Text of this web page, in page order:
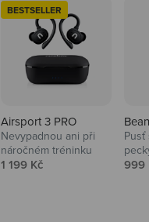
BESTSELLER
Airsport 3 PRO
Nevypadnou ani při
náročném tréninku
Prodejní cena
1 199 Kč 999